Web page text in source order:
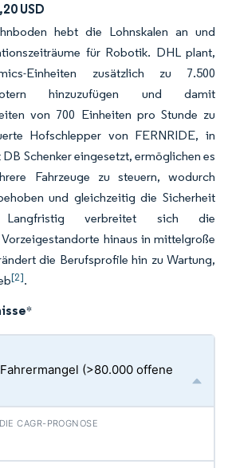
USD
hebt die Lohnskalen an und
für Robotik. DHL plant,
Einheiten zusätzlich zu 7.500
hinzuzufügen und damit
von 700 Einheiten pro Stunde zu
Hofschlepper von FERNRIDE, in
Schenker eingesetzt, ermöglichen es
Fahrzeuge zu steuern, wodurch
und gleichzeitig die Sicherheit
verbreitet sich die
hinaus in mittelgroße
die Berufsprofile hin zu Wartung,
[2].
*
(>80.000 offene